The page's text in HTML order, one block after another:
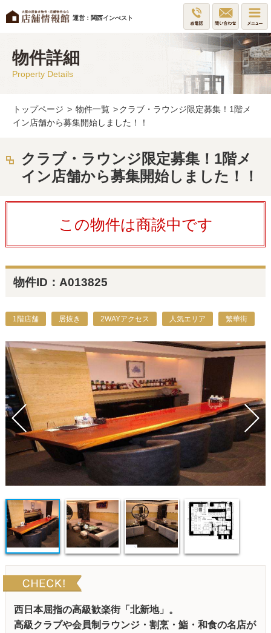
運営：関西インべスト
物件詳細
Property Details
トップページ > 物件一覧 >クラブ・ラウンジ限定募集！1階メ
イン店舗から募集開始しました！！
クラブ・ラウンジ限定募集！1階メ
イン店舗から募集開始しました！！
この物件は商談中です
物件ID：A013825
1階店舗 居抜き 2WAYアクセス 人気エリア 繁華街
西日本屈指の高級歓楽街「北新地」。
高級クラブや会員制ラウンジ・割烹・鮨・和食の名店が